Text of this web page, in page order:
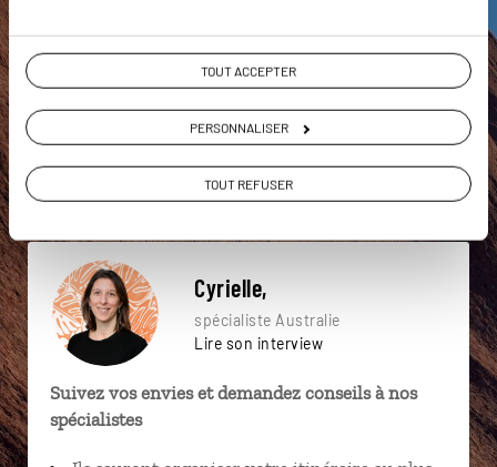
TOUT ACCEPTER
PERSONNALISER
TOUT REFUSER
12 Apôtres Apollo Bay Cradle Mountain
Billabong
Adelaide Central Market
Cyrielle,
spécialiste Australie
Lire son interview
Suivez vos envies et demandez conseils à nos
spécialistes